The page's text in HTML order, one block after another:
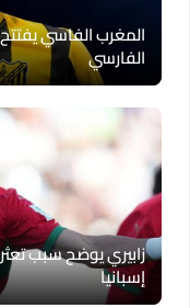
المغرب الفاسي يفتتح
الفارسي
زابيري يوضح سبب تعثره
إسبانيا